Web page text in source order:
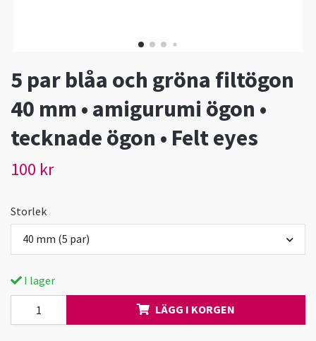
5 par blåa och gröna filtögon
40 mm • amigurumi ögon •
tecknade ögon • Felt eyes
100 kr
Storlek
40 mm (5 par)
I lager
LÄGG I KORGEN